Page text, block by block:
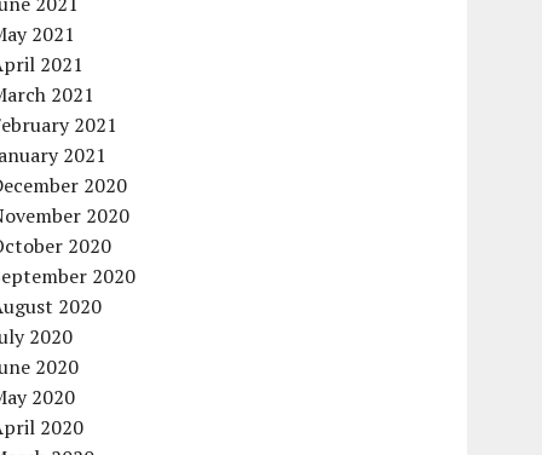
2021
2021
2021
2021
2021
2020
2020
2020
2020
2020
2020
2020
2020
2020